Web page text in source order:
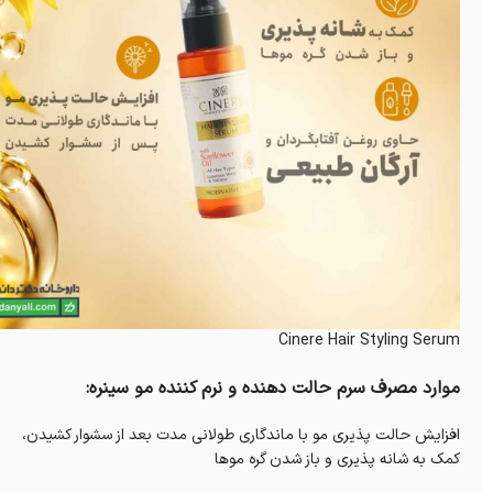
Cinere Hair Styling Serum
موارد مصرف سرم حالت دهنده و نرم کننده مو سینره:
افزایش حالت پذیری مو با ماندگاری طولانی مدت بعد از سشوار کشیدن،
کمک به شانه پذیری و باز شدن گره موها